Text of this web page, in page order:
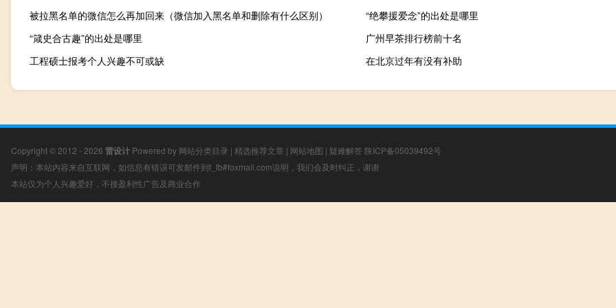
被拉黑名单的微信怎么再加回来（微信加入黑名单和删除有什么区别）
“绝攀援爱念”的出处是哪里
“箴史合古趣”的出处是哪里
广州早茶排行榜前十名
工程硕士报考个人兴趣不可或缺
在北京过年有没有补助
Copyright © 2012 - 2026 雷设计 Powered by 网站分类目录 | 精选推荐文章 | 网站地图 | 疑难解答 陕ICP备05039492号
声明：本站内容来自互联网，如信息有错误可发邮件到f_fb#foxmail.com说明，我们会及时纠正，谢谢
本站仅为个人兴趣爱好，不接盈利性广告及商业合作